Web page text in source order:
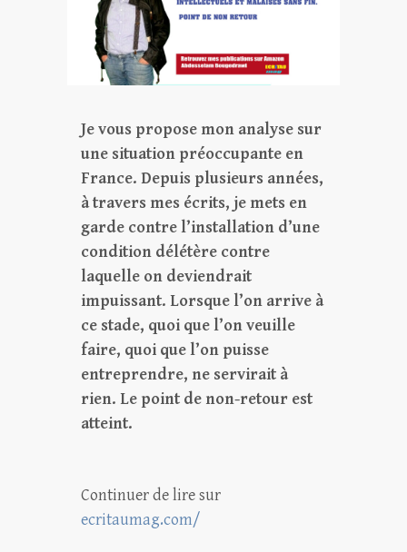
Je vous propose mon analyse sur
une situation préoccupante en
France. Depuis plusieurs années,
à travers mes écrits, je mets en
garde contre l’installation d’une
condition délétère contre
laquelle on deviendrait
impuissant. Lorsque l’on arrive à
ce stade, quoi que l’on veuille
faire, quoi que l’on puisse
entreprendre, ne servirait à
rien. Le point de non-retour est
atteint.
Continuer de lire sur
ecritaumag.com/